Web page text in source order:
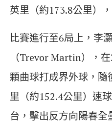
英里（約173.8公里）
比賽進行至6局上，李
（Trevor Martin），
顆曲球打成界外球，隨
里（約152.4公里）速
台，擊出反方向陽春全